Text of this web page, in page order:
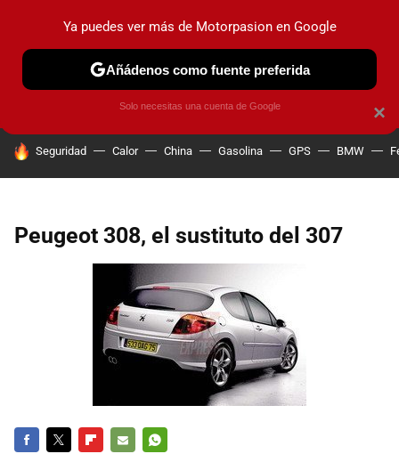
PRUEBAS COCHES ELÉCTRICOS OBSERVATORIO
HOY SE HABLA DE
Seguridad Calor China Gasolina GPS BMW
Peugeot 308, el sustituto del 307
×
Ya puedes ver más de Motorpasion en Google
Añádenos como fuente preferida
Solo necesitas una cuenta de Google